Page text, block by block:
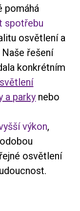
pomáhá
spotřebu
osvětlení a
řešení
konkrétním
a parky nebo
výkon,
osvětlení